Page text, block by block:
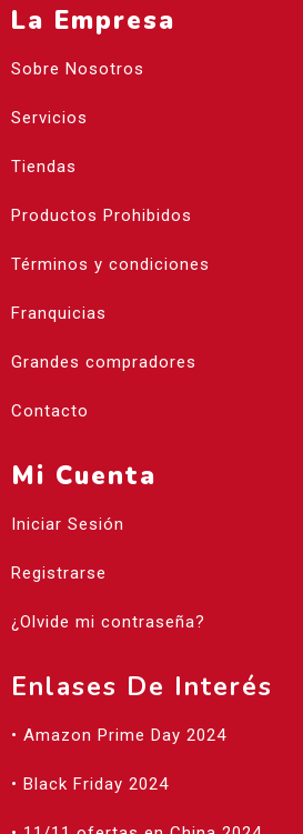
La Empresa
Sobre Nosotros
Servicios
Tiendas
Productos Prohibidos
Términos y condiciones
Franquicias
Grandes compradores
Contacto
Mi Cuenta
Iniciar Sesión
Registrarse
¿Olvide mi contraseña?
Enlases De Interés
• Amazon Prime Day 2024
• Black Friday 2024